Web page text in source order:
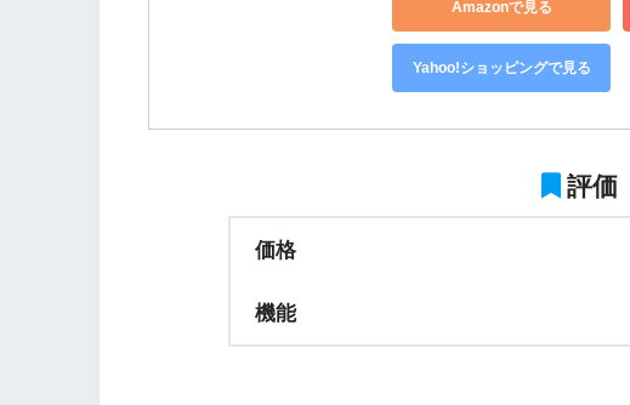
Amazonで見る
Yahoo!ショッピングで見る
評価
価格
機能